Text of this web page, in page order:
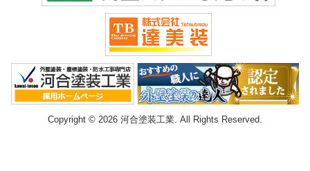
Copyright © 2026 河合塗装工業. All Rights Reserved.